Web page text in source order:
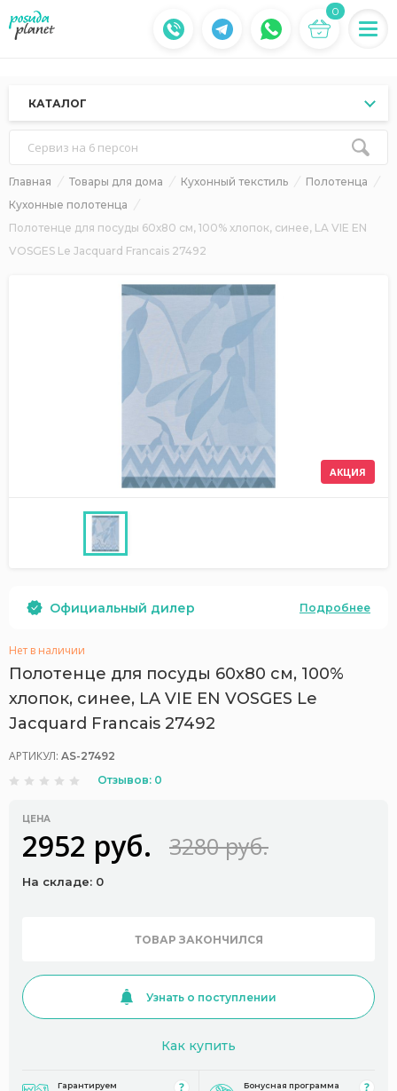
0
КАТАЛОГ
Сервиз на 6 персон
Главная Товары для дома Кухонный текстиль
Полотенца
Кухонные полотенца
Полотенце для посуды 60х80 см, 100% хлопок, синее, LA VIE EN
VOSGES Le Jacquard Francais 27492
АКЦИЯ
Официальный дилер Подробнее
Нет в наличии
Полотенце для посуды 60х80 см, 100%
хлопок, синее, LA VIE EN VOSGES Le
Jacquard Francais 27492
АРТИКУЛ: AS-27492
Отзывов: 0
ЦЕНА
2952 руб. 3280 руб.
На складе: 0
ТОВАР ЗАКОНЧИЛСЯ
Узнать о поступлении
Как купить
Гарантируем
Бонусная программа